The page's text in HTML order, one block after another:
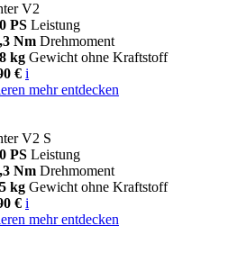
V2
PS Leistung
Nm Drehmoment
kg Gewicht ohne Kraftstoff
€ i
mehr entdecken
V2 S
PS Leistung
Nm Drehmoment
kg Gewicht ohne Kraftstoff
€ i
mehr entdecken